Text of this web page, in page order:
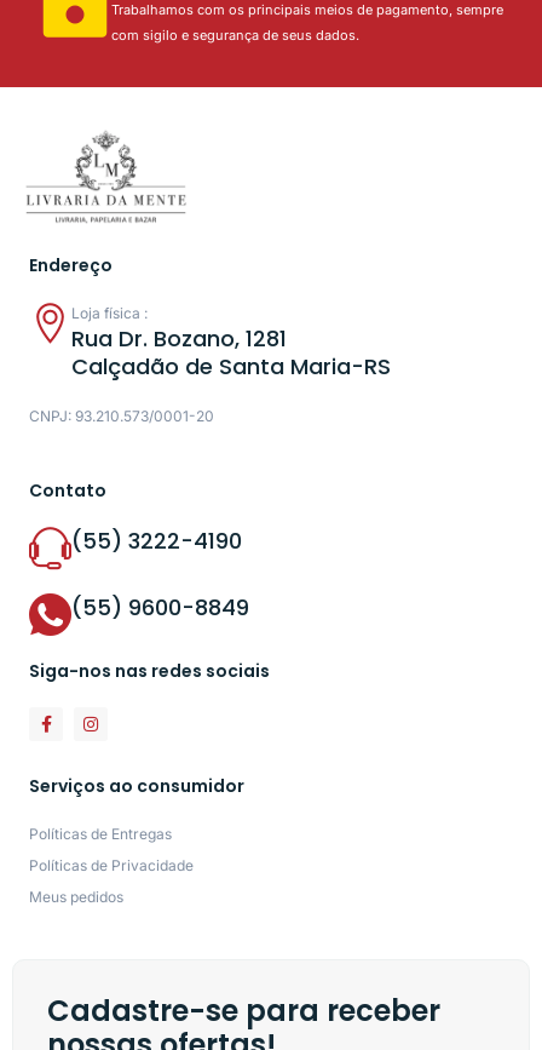
Trabalhamos com os principais meios de pagamento, sempre
com sigilo e segurança de seus dados.
Endereço
Loja física :
Rua Dr. Bozano, 1281
Calçadão de Santa Maria-RS
CNPJ: 93.210.573/0001-20
Contato
(55) 3222-4190
(55) 9600-8849
Siga-nos nas redes sociais
Serviços ao consumidor
Políticas de Entregas
Políticas de Privacidade
Meus pedidos
Cadastre-se para receber